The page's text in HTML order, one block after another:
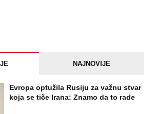
NAJNOVIJE
Evropa optužila Rusiju za važnu stvar
koja se tiče Irana: Znamo da to rade